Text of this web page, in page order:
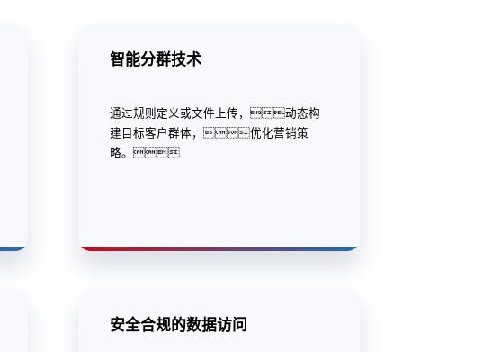
智能分群技术
通过规则定义或文件上传，动态构
建目标客户群体，优化营销策
略。
安全合规的数据访问